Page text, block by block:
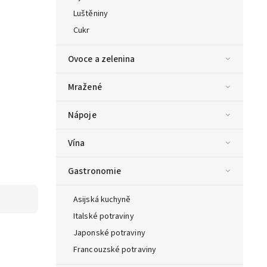
Luštěniny
Cukr
Ovoce a zelenina
Mražené
Nápoje
Vína
Gastronomie
Asijská kuchyně
Italské potraviny
Japonské potraviny
Francouzské potraviny